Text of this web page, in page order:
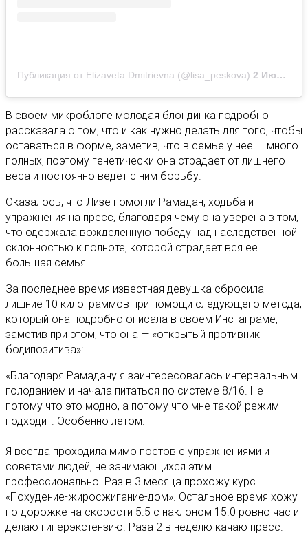
Публикация от Elizaveta Dmitrievna (@lisa_peskova) 2 Июл 2020 в 8:10 PDT
В своем микроблоге молодая блондинка подробно
рассказала о том, что и как нужно делать для того, чтобы
оставаться в форме, заметив, что в семье у нее — много
полных, поэтому генетически она страдает от лишнего
веса и постоянно ведет с ним борьбу.
Оказалось, что Лизе помогли Рамадан, ходьба и
упражнения на пресс, благодаря чему она уверена в том,
что одержала вожделенную победу над наследственной
склонностью к полноте, которой страдает вся ее
большая семья.
За последнее время известная девушка сбросила
лишние 10 килограммов при помощи следующего метода,
который она подробно описала в своем Инстаграме,
заметив при этом, что она — «открытый противник
бодипозитива»:
«Благодаря Рамадану я заинтересовалась интервальным
голоданием и начала питаться по системе 8/16. Не
потому что это модно, а потому что мне такой режим
подходит. Особенно летом.
Я всегда проходила мимо постов с упражнениями и
советами людей, не занимающихся этим
профессионально. Раз в 3 месяца прохожу курс
«Похудение-жиросжигание-дом». Остальное время хожу
по дорожке на скорости 5.5 с наклоном 15.0 ровно час и
делаю гиперэкстензию. Раза 2 в неделю качаю пресс.